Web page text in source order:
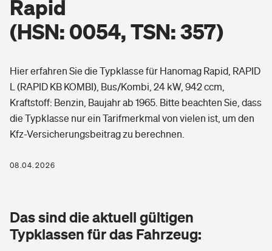
Erwerbsunfähigkeitsversicherung
Arbeitsrechtsschutz
Berufshaftpflichtversicherung
Rentenrechner: Wie viel Geld bekomme ich im Alter?
Wohngebäudeversicherung
Hausratversicherung
Elementarversicherung
Photovoltaik
Wärmepumpen versichern
Vermieterrrechtsschutz
Pri­vate Haft­pflicht­
Rechts­schutz­ver­si­che­rung
Kinderunfall­ver­si­che­rung
Gesundheit
Private Krankenversicherung
Tierkrankenversicherung
Rapid
(HSN: 0054, TSN: 357)
Hier erfahren Sie die Typklasse für Hanomag Rapid, RAPID
L (RAPID KB KOMBI), Bus/Kombi, 24 kW, 942 ccm,
Kraftstoff: Benzin, Baujahr ab 1965. Bitte beachten Sie, dass
die Typklasse nur ein Tarifmerkmal von vielen ist, um den
Kfz-Versicherungsbeitrag zu berechnen.
08.04.2026
Das sind die aktuell gültigen
Typklassen für das Fahrzeug: